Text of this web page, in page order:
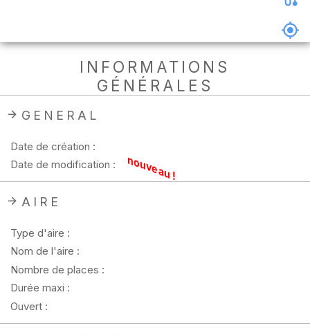
hors
ligne
INFORMATIONS
GÉNÉRALES
GENERAL
Date de création :
Date de modification :
nouveau !
AIRE
Type d'aire :
Nom de l'aire :
Nombre de places :
Durée maxi :
Ouvert :